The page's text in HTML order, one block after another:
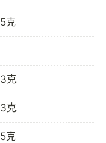
5克
3克
3克
5克